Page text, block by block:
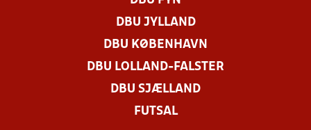
DBU JYLLAND
DBU KØBENHAVN
DBU LOLLAND-FALSTER
DBU SJÆLLAND
FUTSAL